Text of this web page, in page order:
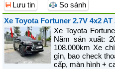
Lưu tin
So sánh
Xe Toyota Fortuner 2.7V 4x2 AT
Xe Toyota
Năm sản xuất:
108.000km Xe
gìn, bao check
cấp, màn hình +